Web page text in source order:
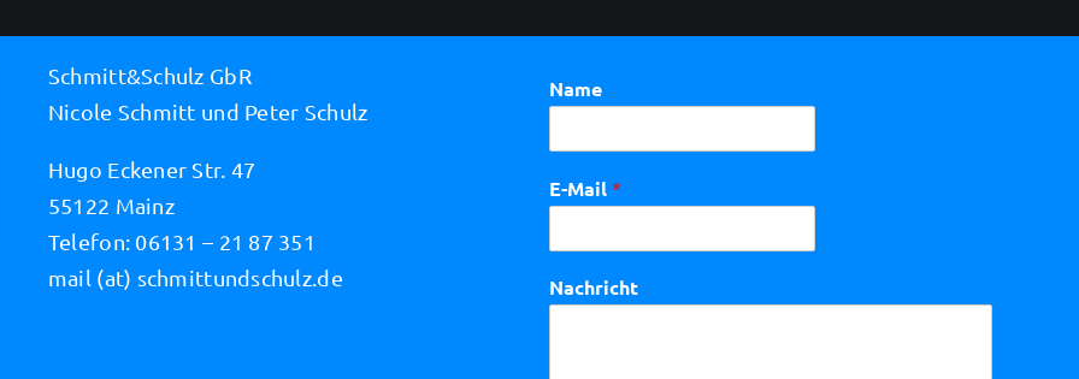
Schmitt&Schulz GbR
Nicole Schmitt und Peter Schulz
Hugo Eckener Str. 47
55122 Mainz
Telefon: 06131 – 21 87 351
mail (at) schmittundschulz.de
Name
E-Mail *
Nachricht